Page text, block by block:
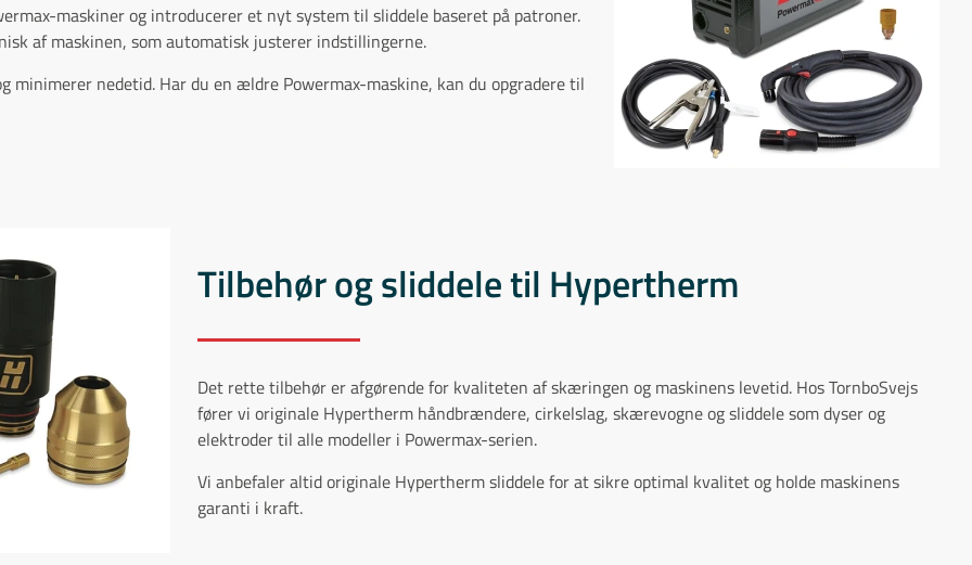
maskiner og introducerer et nyt system til sliddele baseret på patroner.
af maskinen, som automatisk justerer indstillingerne.
nedetid. Har du en ældre Powermax-maskine, kan du opgradere til
Tilbehør og sliddele til Hypertherm
Det rette tilbehør er afgørende for kvaliteten af skæringen og maskinens levetid. Hos TornboSvejs
fører vi originale Hypertherm håndbrændere, cirkelslag, skærevogne og sliddele som dyser og
elektroder til alle modeller i Powermax-serien.
Vi anbefaler altid originale Hypertherm sliddele for at sikre optimal kvalitet og holde maskinens
garanti i kraft.